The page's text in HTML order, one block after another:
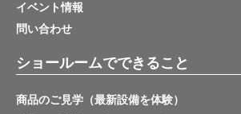
イベント情報
問い合わせ
ショールームでできること
商品のご見学（最新設備を体験）